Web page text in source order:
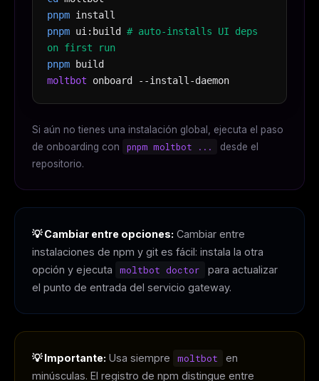
pnpm install
pnpm ui:build # auto-installs UI deps
on first run
pnpm build
moltbot onboard --install-daemon
Si aún no tienes una instalación global, ejecuta el paso
de onboarding con
pnpm moltbot ...
desde el
repositorio.
💡 Cambiar entre opciones: Cambiar entre
instalaciones de npm y git es fácil: instala la otra
opción y ejecuta
moltbot doctor
para actualizar
el punto de entrada del servicio gateway.
💡 Importante: Usa siempre moltbot
en
minúsculas. El registro de npm distingue entre